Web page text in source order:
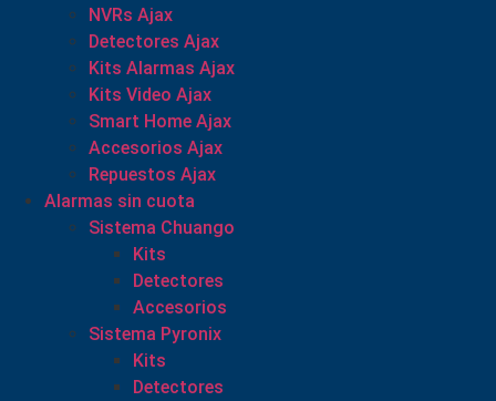
NVRs Ajax
Detectores Ajax
Kits Alarmas Ajax
Kits Video Ajax
Smart Home Ajax
Accesorios Ajax
Repuestos Ajax
Alarmas sin cuota
Sistema Chuango
Kits
Detectores
Accesorios
Sistema Pyronix
Kits
Detectores